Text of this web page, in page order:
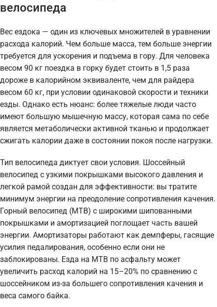
велосипеда
Вес ездока — один из ключевых множителей в уравнении
расхода калорий. Чем больше масса, тем больше энергии
требуется для ускорения и подъема в гору. Для человека
весом 90 кг поездка в горку будет стоить в 1,5 раза
дороже в калорийном эквиваленте, чем для райдера
весом 60 кг, при условии одинаковой скорости и техники
езды. Однако есть нюанс: более тяжелые люди часто
имеют большую мышечную массу, которая сама по себе
является метаболически активной тканью и продолжает
сжигать калории даже в состоянии покоя после нагрузки.
Тип велосипеда диктует свои условия. Шоссейный
велосипед с узкими покрышками высокого давления и
легкой рамой создан для эффективности: вы тратите
минимум энергии на преодоление сопротивления качения.
Горный велосипед (MTB) с широкими шипованными
покрышками и амортизацией поглощает часть вашей
энергии. Амортизаторы работают как демпферы, гасящие
усилия педалирования, особенно если они не
заблокированы. Езда на MTB по асфальту может
увеличить расход калорий на 15–20% по сравнению с
шоссейником из-за большего сопротивления качения и
веса самого байка.